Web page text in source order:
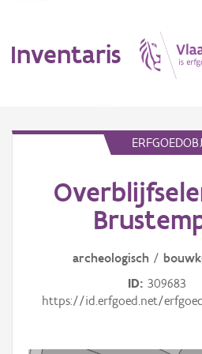
Inventaris
Erfgoedobject
Aanduidingsobject
Thema
archeologisch /
ID 309683
https://id.erfgoed.net/